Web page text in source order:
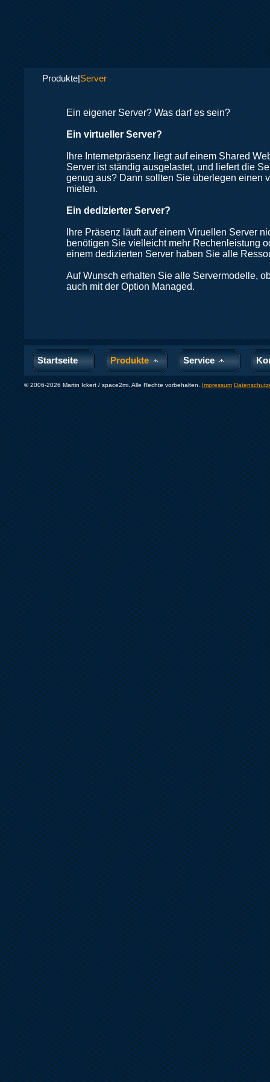
Produkte| Server
Ein eigener Server? Was darf es sein?
Ein virtueller Server?
Ihre Internetpräsenz liegt auf einem Shared
Server ist ständig ausgelastet, und liefert die
genug aus? Dann sollten Sie überlegen einen
mieten.
Ein dedizierter Server?
Ihre Präsenz läuft auf einem Viruellen Server
benötigen Sie vielleicht mehr Rechenleistung
einem dedizierten Server haben Sie alle
Auf Wunsch erhalten Sie alle Servermodelle,
auch mit der Option Managed.
Startseite Produkte Service
© 2006-2026 Martin Ickert / space2mi. Alle Rechte vorbehalten. Impressum